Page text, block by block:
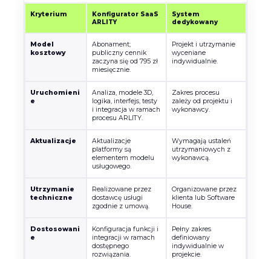
Kryterium
Konfigurator SaaS
ARLITY
System
dedykowany
Model
kosztowy
Abonament;
publiczny cennik
zaczyna się od 795 zł
miesięcznie.
Projekt i utrzymanie
wyceniane
indywidualnie.
Uruchomieni
e
Analiza, modele 3D,
logika, interfejs, testy
i integracja w ramach
procesu ARLITY.
Zakres procesu
zależy od projektu i
wykonawcy.
Aktualizacje
Aktualizacje
platformy są
elementem modelu
usługowego.
Wymagają ustaleń
utrzymaniowych z
wykonawcą.
Utrzymanie
techniczne
Realizowane przez
dostawcę usługi
zgodnie z umową.
Organizowane przez
klienta lub Software
House.
Dostosowani
e
Konfiguracja funkcji i
integracji w ramach
dostępnego
rozwiązania.
Pełny zakres
definiowany
indywidualnie w
projekcie.